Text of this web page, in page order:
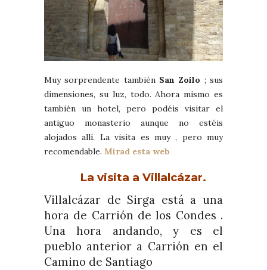
Muy sorprendente también San Zoilo ; sus
dimensiones, su luz, todo. Ahora mismo es
también un hotel, pero podéis visitar el
antiguo monasterio aunque no estéis
alojados allí. La visita es muy , pero muy
recomendable. Mirad esta web
La visita a Villalcázar.
Villalcázar de Sirga está a una
hora de Carrión de los Condes .
Una hora andando, y es el
pueblo anterior a Carrión en el
Camino de Santiago